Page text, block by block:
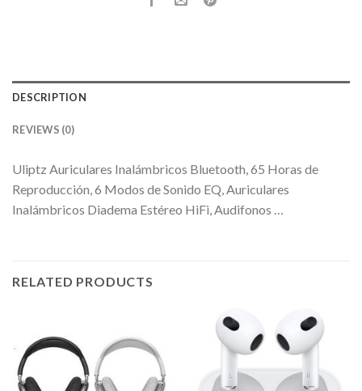
DESCRIPTION
REVIEWS (0)
Uliptz Auriculares Inalámbricos Bluetooth, 65 Horas de
Reproducción, 6 Modos de Sonido EQ, Auriculares
Inalámbricos Diadema Estéreo HiFi, Audifonos …
RELATED PRODUCTS